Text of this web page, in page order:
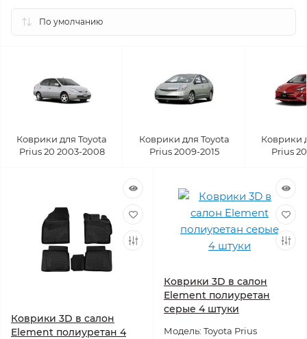
Коврики для Toyota
Prius 20 2003-2008
Коврики для Toyota
Prius 2009-2015
Коврики
Prius
Коврики 3D в салон
Element полиуретан 4
Коврики 3D в салон
Element полиуретан
серые 4 штуки
Модель: Toyota Prius